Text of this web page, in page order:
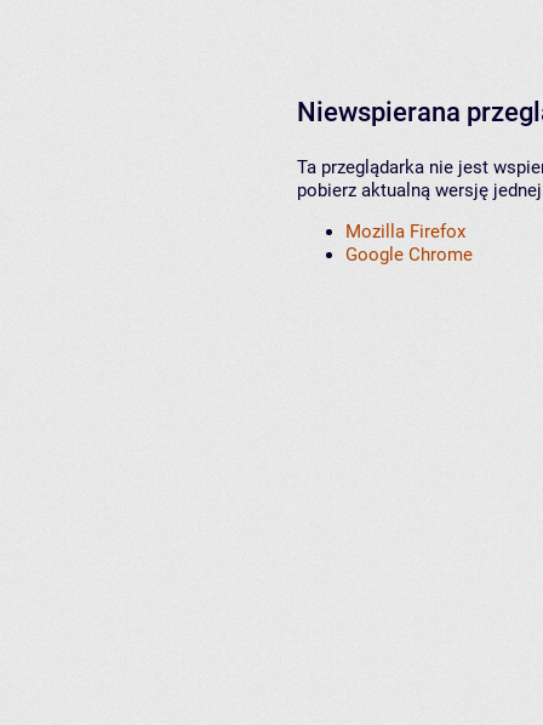
Niewspierana
Ta przeglądarka nie jest
pobierz aktualną wersję
Mozilla Firefox
Google Chrome